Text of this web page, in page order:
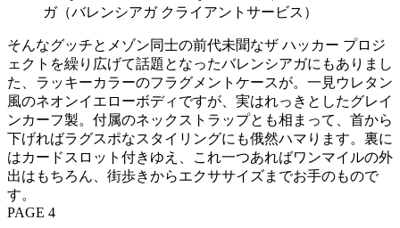
ガ（バレンシアガ クライアントサービス）
そんなグッチとメゾン同士の前代未聞なザ ハッカー プロジ
ェクトを繰り広げて話題となったバレンシアガにもありまし
た、ラッキーカラーのフラグメントケースが。一見ウレタン
風のネオンイエローボディですが、実はれっきとしたグレイ
ンカーフ製。付属のネックストラップとも相まって、首から
下げればラグスポなスタイリングにも俄然ハマります。裏に
はカードスロット付きゆえ、これ一つあればワンマイルの外
出はもちろん、街歩きからエクササイズまでお手のもので
す。
PAGE 4